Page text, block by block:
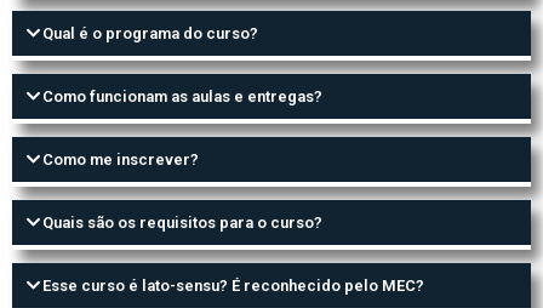
Qual é o programa do curso?
Como funcionam as aulas e entregas?
Como me inscrever?
Quais são os requisitos para o curso?
Esse curso é lato-sensu? É reconhecido pelo MEC?